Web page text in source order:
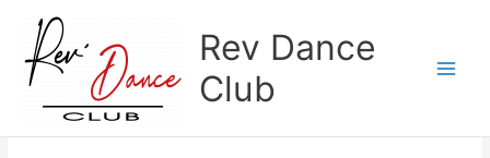
contenu
Rev Dance
Club